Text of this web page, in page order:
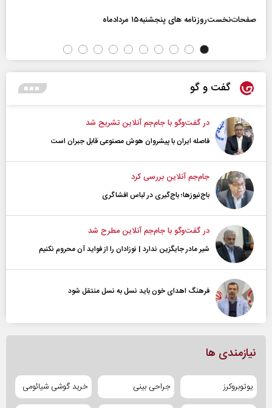
صفحات‌نخست‌روزنامه ها‌ی پنجشنبه‌۱۵ مردادماه
گفت و گو
در گفت‌و‌گو با جام‌جم آنلاین تشریح شد
فاصله ایران با پیشرو‌ان هوش مصنوعی قابل جبران است
جام‌جم آنلاین بررسی کرد
باج‌نیوزها؛ باج‌گیری در لباس افشاگری
در گفت‌و‌گو با جام‌جم آنلاین مطرح شد
شیر مادر جایگزین ندارد | نوزادان را از فواید آن محروم نکنیم
فرهنگ اهدای خون باید نسل به نسل منتقل شود
نیازمندی ها
یوتوبروکرز جراحی بینی خرید گوشی شیائومی